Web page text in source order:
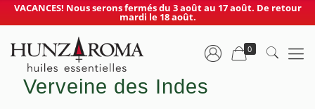
VACANCES! Nous serons fermés du 3 août au 17 août. De retour
mardi le 18 août.
0
Verveine des Indes